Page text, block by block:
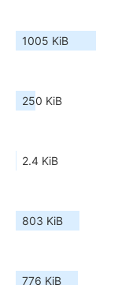
1005 KiB
250 KiB
2.4 KiB
803 KiB
776 KiB